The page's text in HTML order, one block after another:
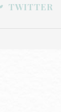
TWITTER